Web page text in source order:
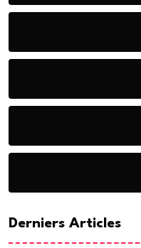
Derniers Articles